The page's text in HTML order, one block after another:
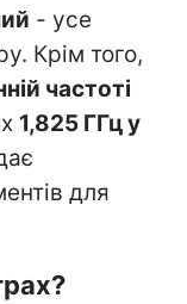
- усе
Крім того,
частоті
1,825 ГГц у
для